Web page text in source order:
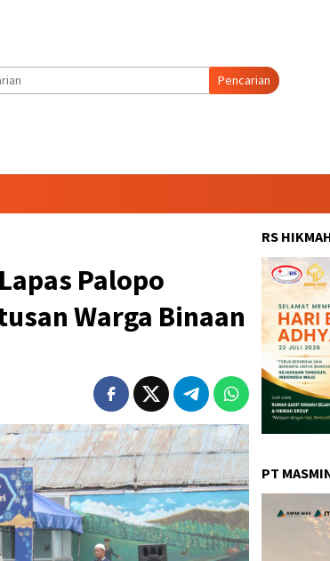
Pencarian
Palopo
Warga Binaan
RS
PT